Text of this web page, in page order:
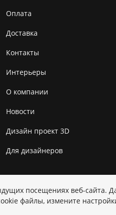
Оплата
Доставка
Контакты
Интерьеры
О компании
Новости
Дизайн проект 3D
Для дизайнеров
посещениях веб-сайта.
файлы, измените